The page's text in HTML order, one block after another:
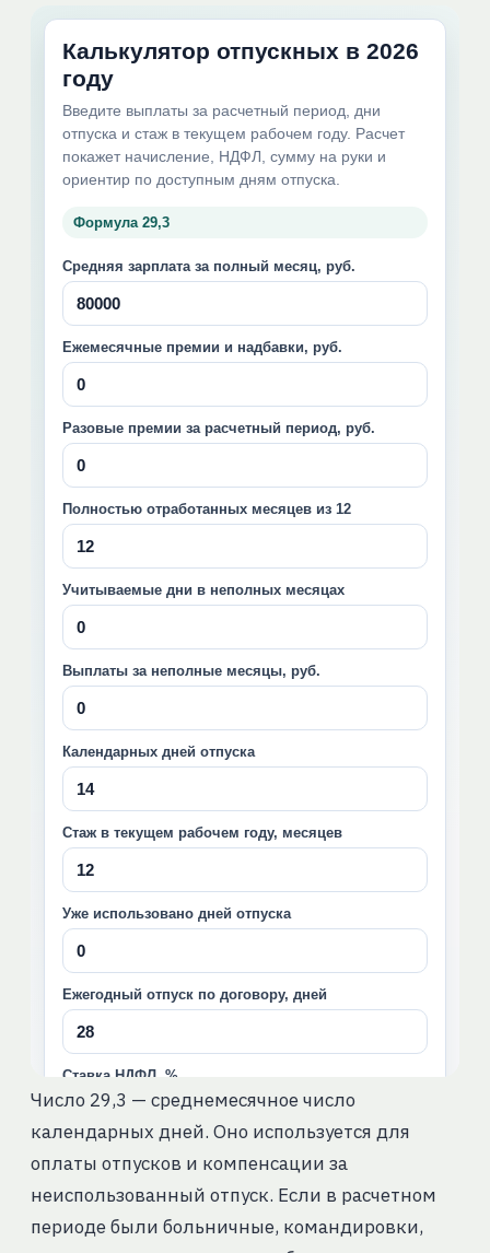
Число 29,3 — среднемесячное число
календарных дней. Оно используется для
оплаты отпусков и компенсации за
неиспользованный отпуск. Если в расчетном
периоде были больничные, командировки,